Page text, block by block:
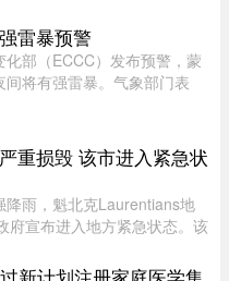
金来源，充分展现警方瓦解
方介绍， ...
雷暴预警
部（ECCC）发布预警，蒙
将有强雷暴。气象部门表
隐患。”“强 ...
重损毁 该市进入紧急状
降雨，魁北克Laurentians地
府宣布进入地方紧急状态。该
道路受到破坏，其中一些路